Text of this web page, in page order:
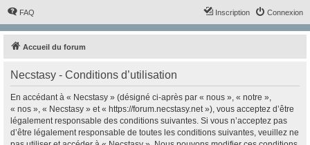
FAQ Connexion
Inscription
Accueil du forum
Necstasy - Conditions d’utilisation
En accédant à « Necstasy » (désigné ci-après par « nous », « notre »,
« nos », « Necstasy » et « https://forum.necstasy.net »), vous acceptez d’être
légalement responsable des conditions suivantes. Si vous n’acceptez pas
d’être légalement responsable de toutes les conditions suivantes, veuillez ne